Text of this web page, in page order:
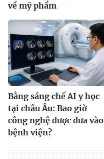
về mỹ phẩm
Bằng sáng chế AI y học
tại châu Âu: Bao giờ
công nghệ được đưa vào
bệnh viện?